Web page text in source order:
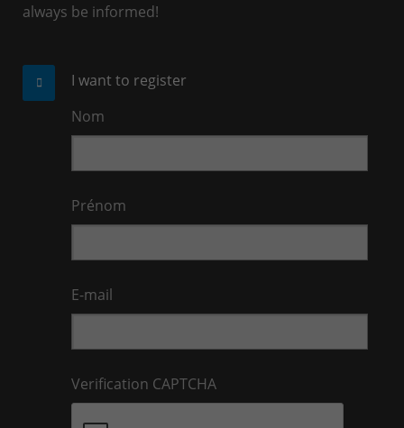
always be informed!
I want to register
Nom
Prénom
E-mail
Verification CAPTCHA